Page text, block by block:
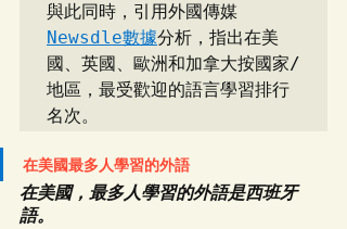
與此同時，引用外國傳媒
Newsdle數據分析，指出在美
國、英國、歐洲和加拿大按國家/
地區，最受歡迎的語言學習排行
名次。
在美國最多人學習的外語
在美國，最多人學習的外語是西班牙
語。